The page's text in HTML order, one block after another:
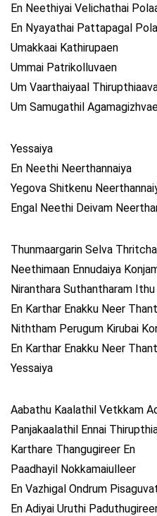
En Neethiyai Velichathai
En Nyayathai Pattapagal
Umakkaai Kathirupaen
Ummai Patrikolluvaen
Um Vaarthaiyaal
Um Samugathil
Yessaiya
En Neethi Neerthannaiya
Yegova Shitkenu
Engal Neethi Deivam
Thunmaargarin Selva
Neethimaan Ennudaiya
Niranthara Suthantharam Ithu
En Karthar Enakku Neer
Niththam Perugum Kirubai
En Karthar Enakku Neer
Yessaiya
Aabathu Kaalathil Vetkkam
Panjakaalathil Ennai
Karthare Thangugireer En
Paadhayil Nokkamaiulleer
En Vazhigal Ondrum
En Adiyai Uruthi